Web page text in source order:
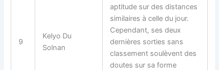
9
Kelyo Du
Solnan
aptitude sur des distances
similaires à celle du jour.
Cependant, ses deux
dernières sorties sans
classement soulèvent des
doutes sur sa forme